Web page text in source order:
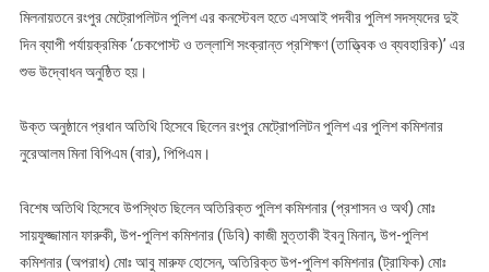
মিলনায়তনে রংপুর মেট্রোপলিটন পুলিশ এর কনস্টেবল হতে এসআই পদবীর পুলিশ সদস্যদের দুই
দিন ব্যাপী পর্যায়ক্রমিক ‘চেকপোস্ট ও তল্লাশি সংক্রান্ত প্রশিক্ষণ (তাত্ত্বিক ও ব্যবহারিক)’ এর
শুভ উদ্বোধন অনুষ্ঠিত হয়।
উক্ত অনুষ্ঠানে প্রধান অতিথি হিসেবে ছিলেন রংপুর মেট্রোপলিটন পুলিশ এর পুলিশ কমিশনার
নুরেআলম মিনা বিপিএম (বার), পিপিএম।
বিশেষ অতিথি হিসেবে উপস্থিত ছিলেন অতিরিক্ত পুলিশ কমিশনার (প্রশাসন ও অর্থ) মোঃ
সায়ফুজ্জামান ফারুকী, উপ-পুলিশ কমিশনার (ডিবি) কাজী মুত্তাকী ইবনু মিনান, উপ-পুলিশ
কমিশনার (অপরাধ) মোঃ আবু মারুফ হোসেন, অতিরিক্ত উপ-পুলিশ কমিশনার (ট্রাফিক) মোঃ